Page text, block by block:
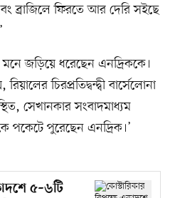
ব্রাজিলে ফিরতে আর দেরি সইছে
মনে জড়িয়ে ধরেছেন এনদ্রিককে।
চিরপ্রতিদ্বন্দ্বী বার্সেলোনা
সেখানকার সংবাদমাধ্যম
পকেটে পুরেছেন এনদ্রিক।’
৫–৬টি